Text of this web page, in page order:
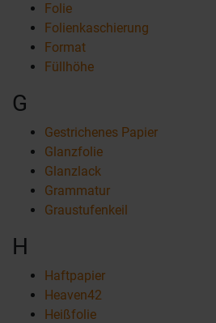
Folie
Folienkaschierung
Format
Füllhöhe
G
Gestrichenes Papier
Glanzfolie
Glanzlack
Grammatur
Graustufenkeil
H
Haftpapier
Heaven42
Heißfolie